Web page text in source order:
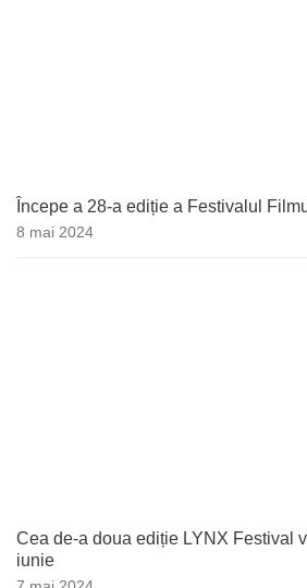
Începe a 28-a ediție a Festivalul
8 mai 2024
Cea de-a doua ediție LYNX Festival
iunie